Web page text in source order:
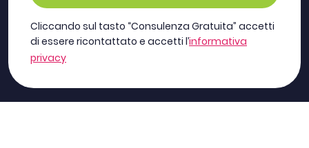
Cliccando sul tasto “Consulenza Gratuita” accetti
di essere ricontattato e accetti l’informativa
privacy